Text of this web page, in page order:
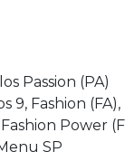
Passion (PA)
Fashion (FA),
Power
SP